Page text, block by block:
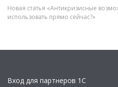
Новая статья «Антикризисные
использовать прямо сейчас?»
Вход для партнеров 1С